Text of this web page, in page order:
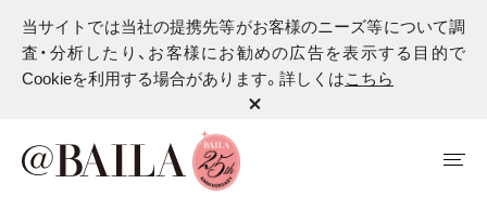
当サイトでは当社の提携先等がお客様のニーズ等について調
査・分析したり、お客様にお勧めの広告を表示する目的で
Cookieを利用する場合があります。詳しくはこちら